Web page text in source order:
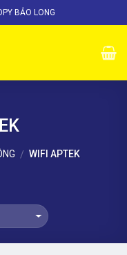
BẢO LONG
/ WIFI APTEK